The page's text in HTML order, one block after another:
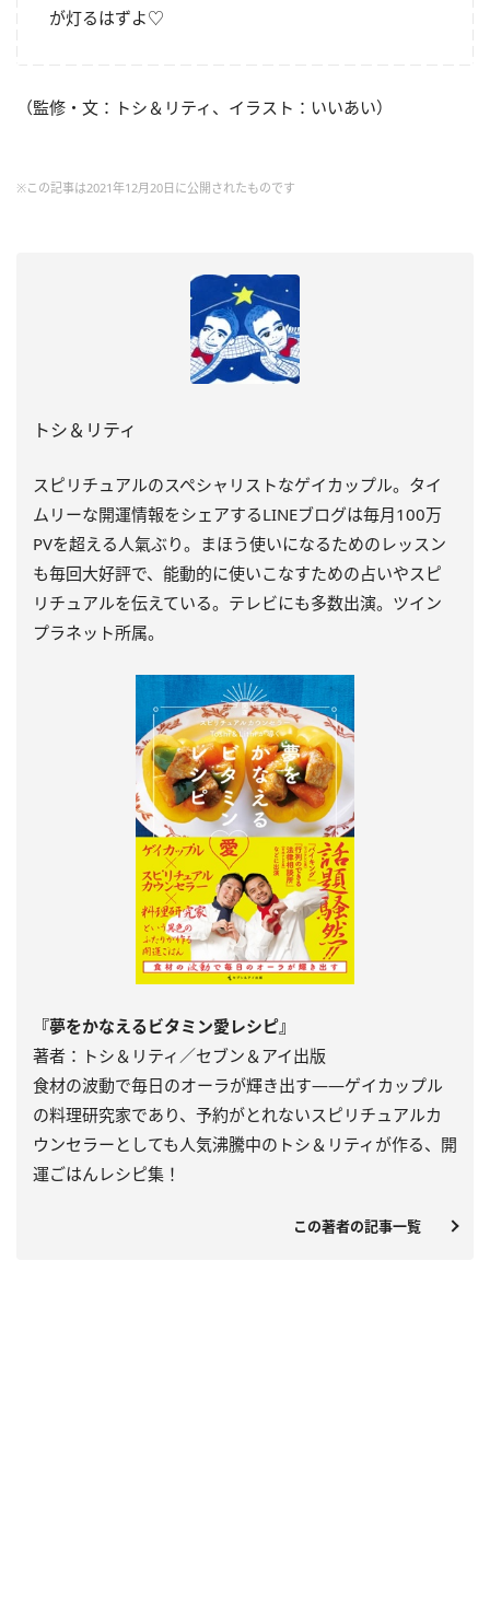
が灯るはずよ♡
（監修・文：トシ＆リティ、イラスト：いいあい）
※この記事は2021年12月20日に公開されたものです
トシ＆リティ
スピリチュアルのスペシャリストなゲイカップル。タイ
ムリーな開運情報をシェアするLINEブログは毎月100万
PVを超える人氣ぶり。まほう使いになるためのレッスン
も毎回大好評で、能動的に使いこなすための占いやスピ
リチュアルを伝えている。テレビにも多数出演。ツイン
プラネット所属。
『夢をかなえるビタミン愛レシピ』
著者：トシ＆リティ／セブン＆アイ出版
食材の波動で毎日のオーラが輝き出す――ゲイカップル
の料理研究家であり、予約がとれないスピリチュアルカ
ウンセラーとしても人気沸騰中のトシ＆リティが作る、開
運ごはんレシピ集！
この著者の記事一覧